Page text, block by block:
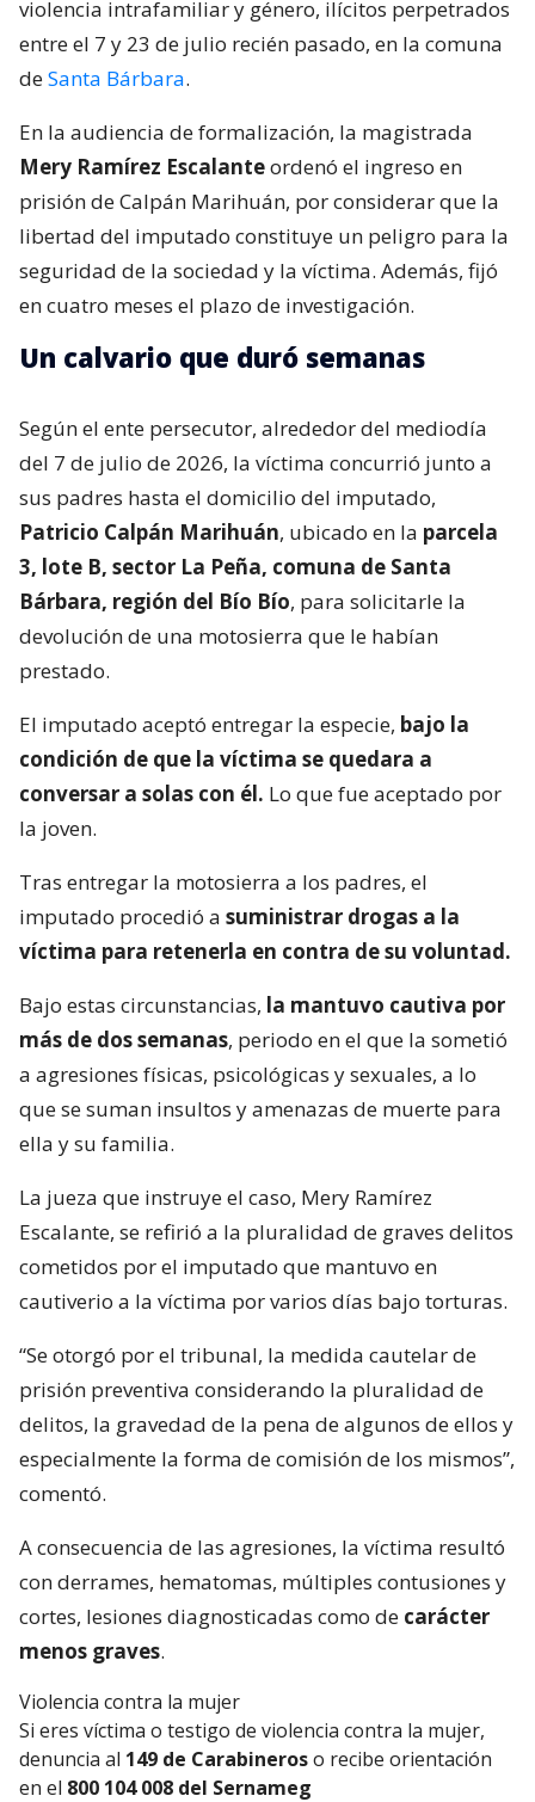
violencia intrafamiliar y género, ilícitos perpetrados
entre el 7 y 23 de julio recién pasado, en la comuna
deSanta Bárbara.
En la audiencia de formalización, la magistrada
Mery Ramírez Escalanteordenó el ingreso en
prisión de Calpán Marihuán, por considerar que la
libertad del imputado constituye un peligro para la
seguridad de la sociedad y la víctima. Además, fijó
en cuatro meses el plazo de investigación.
Un calvario que duró semanas
Según el ente persecutor, alrededor del mediodía
del 7 de julio de 2026, la víctima concurrió junto a
sus padres hasta el domicilio del imputado,
Patricio Calpán Marihuán, ubicado en la parcela
3, lote B, sector La Peña, comuna de Santa
Bárbara, región del Bío Bío, para solicitarle la
devolución de una motosierra que le habían
prestado.
El imputado aceptó entregar la especie, bajo la
condición de que la víctima se quedara a
conversar a solas con él. Lo que fue aceptado por
la joven.
Tras entregar la motosierra a los padres, el
imputado procedió a suministrar drogas a la
víctima para retenerla en contra de su voluntad.
Bajo estas circunstancias, la mantuvo cautiva por
más de dos semanas, periodo en el que la sometió
a agresiones físicas, psicológicas y sexuales, a lo
que se suman insultos y amenazas de muerte para
ella y su familia.
La jueza que instruye el caso, Mery Ramírez
Escalante, se refirió a la pluralidad de graves delitos
cometidos por el imputado que mantuvo en
cautiverio a la víctima por varios días bajo torturas.
“Se otorgó por el tribunal, la medida cautelar de
prisión preventiva considerando la pluralidad de
delitos, la gravedad de la pena de algunos de ellos y
especialmente la forma de comisión de los mismos”,
comentó.
A consecuencia de las agresiones, la víctima resultó
con derrames, hematomas, múltiples contusiones y
cortes, lesiones diagnosticadas como de carácter
menos graves.
Violencia contra la mujer
Si eres víctima o testigo de violencia contra la mujer,
denuncia al 149 de Carabineroso recibe orientación
en el 800 104 008 del Sernameg